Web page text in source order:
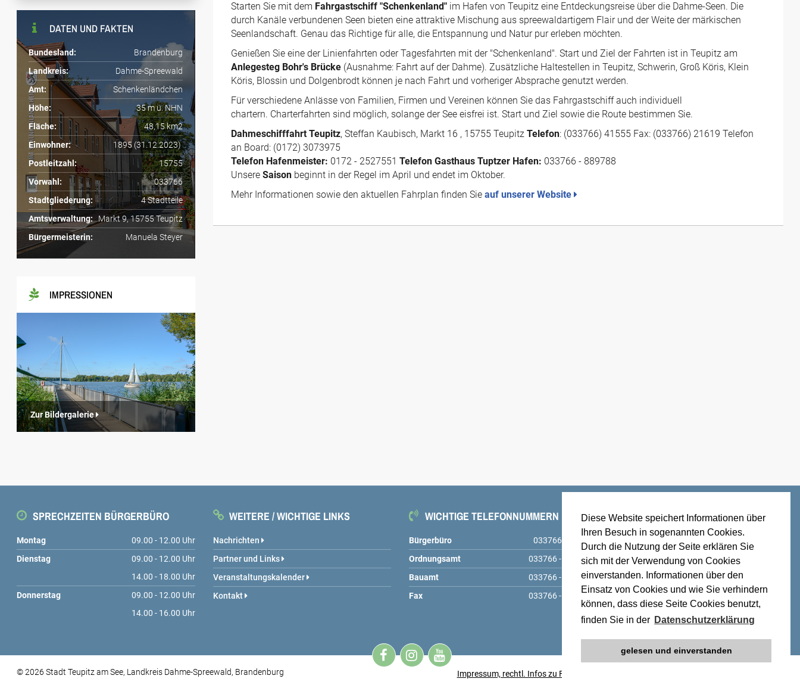
Diese Website speichert Informationen über
Ihren Besuch in sogenannten Cookies.
Durch die Nutzung der Seite erklären Sie
sich mit der Verwendung von Cookies
einverstanden. Informationen über den
Einsatz von Cookies und wie Sie verhindern
können, dass diese Seite Cookies benutzt,
finden Sie in der Datenschutzerklärung
gelesen und einverstanden
Starten Sie mit dem Fahrgastschiff "Schenkenland"im Hafen von Teupitz eine Entdeckungsreise über die Dahme-Seen. Die
durch Kanäle verbundenen Seen bieten eine attraktive Mischung aus spreewaldartigem Flair und der Weite der märkischen
Seenlandschaft. Genau das Richtige für alle, die Entspannung und Natur pur erleben möchten.
Genießen Sie eine der Linienfahrten oder Tagesfahrten mit der "Schenkenland". Start und Ziel der Fahrten ist in Teupitz am
Anlegesteg Bohr's Brücke(Ausnahme: Fahrt auf der Dahme). Zusätzliche Haltestellen in Teupitz, Schwerin, Groß Köris, Klein
Köris, Blossin und Dolgenbrodt können je nach Fahrt und vorheriger Absprache genutzt werden.
Für verschiedene Anlässe von Familien, Firmen und Vereinen können Sie das Fahrgastschiff auch individuell
chartern. Charterfahrten sind möglich, solange der See eisfrei ist. Start und Ziel sowie die Route bestimmen Sie.
Dahmeschifffahrt Teupitz, Steffan Kaubisch, Markt 16 , 15755 Teupitz Telefon: (033766) 41555 Fax: (033766) 21619 Telefon
an Board: (0172) 3073975
Telefon Hafenmeister: 0172 - 2527551 Telefon Gasthaus Tuptzer Hafen: 033766 - 889788
Unsere Saisonbeginnt in der Regel im April und endet im Oktober.
Mehr Informationen sowie den aktuellen Fahrplan finden Sie auf unserer Website
DATEN UND FAKTEN
Bundesland:
Brandenburg
Landkreis:
Dahme-Spreewald
Amt:
Schenkenländchen
Höhe:
35 m ü. NHN
Fläche:
48,15 km2
Einwohner:
1895 (31.12.2023)
Postleitzahl:
15755
Vorwahl:
033766
Stadtgliederung:
4 Stadtteile
Amtsverwaltung: Markt 9, 15755 Teupitz
Bürgermeisterin:
Manuela Steyer
IMPRESSIONEN
Zur Bildergalerie
SPRECHZEITEN BÜRGERBÜRO
Montag
09.00 - 12.00 Uhr
Dienstag
09.00 - 12.00 Uhr
14.00 - 18.00 Uhr
Donnerstag
09.00 - 12.00 Uhr
14.00 - 16.00 Uhr
WEITERE / WICHTIGE LINKS
Nachrichten
Partner und Links
Veranstaltungskalender
Kontakt
WICHTIGE TELEFONNUMMERN
Bürgerbüro
033766 - 6890
Ordnungsamt
033766 - 68930
Bauamt
033766 - 68940
Fax
033766 - 68958
ANSCHRIFT & ERREICHBARKEIT
AMT
Amt Schenkenländchen, Markt 9, 15755 Teupitz,
service@amt-schenkenlaendchen.de
Markt
Parkplätze auf dem Hof des Amtes sowie am
Markt
© 2026 Stadt Teupitz am See, Landkreis Dahme-Spreewald, Brandenburg Impressum, rechtl. Infos zu Fotos